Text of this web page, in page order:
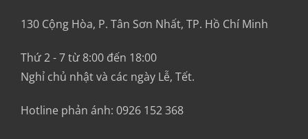
130 Cộng Hòa, P. Tân Sơn Nhất, TP. Hồ Chí Minh
Thứ 2 - 7 từ 8:00 đến 18:00
Nghỉ chủ nhật và các ngày Lễ, Tết.
Hotline phản ánh: 0926 152 368